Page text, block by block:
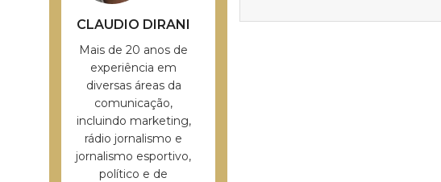
CLAUDIO DIRANI
Mais de 20 anos de
experiência em
diversas áreas da
comunicação,
incluindo marketing,
rádio jornalismo e
jornalismo esportivo,
político e de